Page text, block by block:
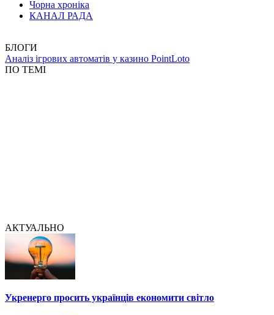
Чорна хроніка
КАНАЛ РАДА
БЛОГИ
Аналіз ігрових автоматів у казино PointLoto
ПО ТЕМІ
АКТУАЛЬНО
Укренерго просить українців економити світло